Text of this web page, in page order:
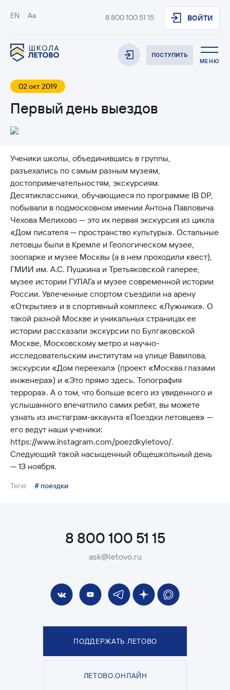
EN Aa 8 800 100 51 15 ВОЙТИ
ПОСТУПИТЬ
МЕНЮ
02 окт 2019
Первый день выездов
Ученики школы, объединившись в группы,
разъехались по самым разным музеям,
достопримечательностям, экскурсиям.
Десятиклассники, обучающиеся по программе IB DP,
побывали в подмосковном имении Антона Павловича
Чехова Мелихово — это их первая экскурсия из цикла
«Дом писателя — пространство культуры». Остальные
летовцы были в Кремле и Геологическом музее,
зоопарке и музее Москвы (а в нем проходили квест),
ГМИИ им. А.С. Пушкина и Третьяковской галерее,
музее истории ГУЛАГа и музее современной истории
России. Увлеченные спортом съездили на арену
«Открытие» и в спортивный комплекс «Лужники». О
такой разной Москве и уникальных страницах ее
истории рассказали экскурсии по Булгаковской
Москве, Московскому метро и научно-
исследовательским институтам на улице Вавилова,
экскурсии «Дом переехал» (проект «Москва глазами
инженера») и «Это прямо здесь. Топография
террора». А о том, что больше всего из увиденного и
услышанного впечатлило самих ребят, вы можете
узнать из инстаграм-аккаунта «Поездки летовцев» —
его ведут наши ученики:
https://www.instagram.com/poezdkyletovo/.
Следующий такой насыщенный общешкольный день
— 13 ноября.
Теги: # поездки
8 800 100 51 15
ask@letovo.ru
ПОДДЕРЖАТЬ ЛЕТОВО
ЛЕТОВО.ОНЛАЙН